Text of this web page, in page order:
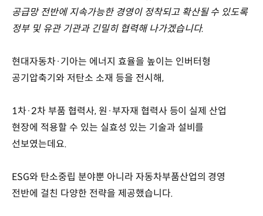
공급망 전반에 지속가능한 경영이 정착되고 확산될 수 있도록
정부 및 유관 기관과 긴밀히 협력해 나가겠습니다.
현대자동차·기아는 에너지 효율을 높이는 인버터형
공기압축기와 저탄소 소재 등을 전시해,
1차·2차 부품 협력사, 원·부자재 협력사 등이 실제 산업
현장에 적용할 수 있는 실효성 있는 기술과 설비를
선보였는데요.
ESG와 탄소중립 분야뿐 아니라 자동차부품산업의 경영
전반에 걸친 다양한 전략을 제공했습니다.